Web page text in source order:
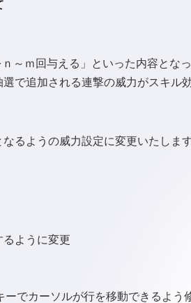
～ｍ回与える」といった内容となっ
で追加される連撃の威力がスキル
るようの威力設定に変更いたします
ように変更
でカーソルが行を移動できるよう